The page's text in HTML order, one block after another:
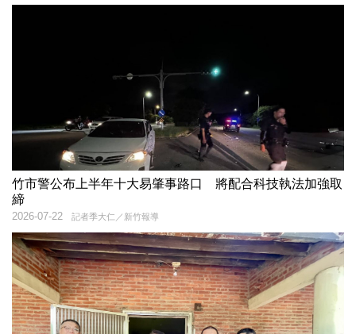
竹市警公布上半年十大易肇事路口 將配合科技執法加強取
締
記者季大仁／新竹報導
2026-07-22